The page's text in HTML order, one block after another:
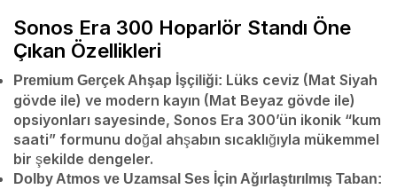
Sonos Era 300 Hoparlör Standı Öne
Çıkan Özellikleri
Premium Gerçek Ahşap İşçiliği: Lüks ceviz (Mat Siyah
gövde ile) ve modern kayın (Mat Beyaz gövde ile)
opsiyonları sayesinde, Sonos Era 300’ün ikonik “kum
saati” formunu doğal ahşabın sıcaklığıyla mükemmel
bir şekilde dengeler.
Dolby Atmos ve Uzamsal Ses İçin Ağırlaştırılmış Taban: